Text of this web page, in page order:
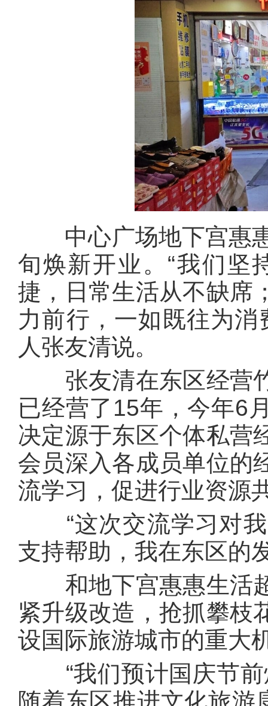
中心广场地下宫惠惠
旬焕新开业。“我们坚
捷，日常生活从不缺席
力前行，一如既往为
人张友清说。
张友清在东区经营竹
已经营了15年，今年6
决定源于东区个体私营
会员深入各成员单位的
流学习，促进行业资源
“这次交流学习对我
支持帮助，我在东区的
和地下宫惠惠生活超
紧升级改造，抢抓攀枝
设国际旅游城市的重大
“我们预计国庆节前